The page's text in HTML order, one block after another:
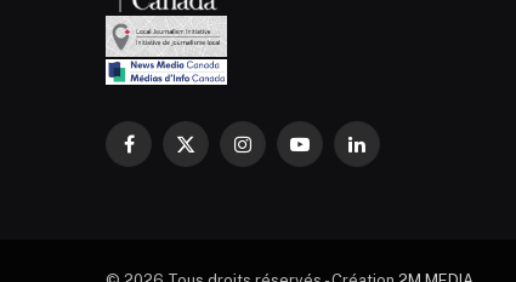
Facebook
X
InstagramYouTubeLinkedIn